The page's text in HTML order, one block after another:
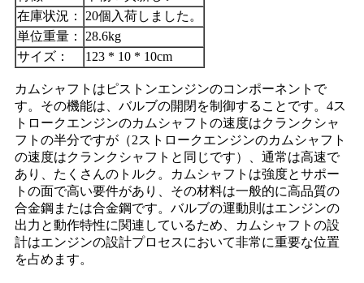
在庫状況：
20個入荷しました。
単位重量：
28.6kg
サイズ：
123 * 10 * 10cm
カムシャフトはピストンエンジンのコンポーネントで
す。その機能は、バルブの開閉を制御することです。4ス
トロークエンジンのカムシャフトの速度はクランクシャ
フトの半分ですが（2ストロークエンジンのカムシャフト
の速度はクランクシャフトと同じです）、通常は高速で
あり、たくさんのトルク。カムシャフトは強度とサポー
トの面で高い要件があり、その材料は一般的に高品質の
合金鋼または合金鋼です。バルブの運動則はエンジンの
出力と動作特性に関連しているため、カムシャフトの設
計はエンジンの設計プロセスにおいて非常に重要な位置
を占めます。